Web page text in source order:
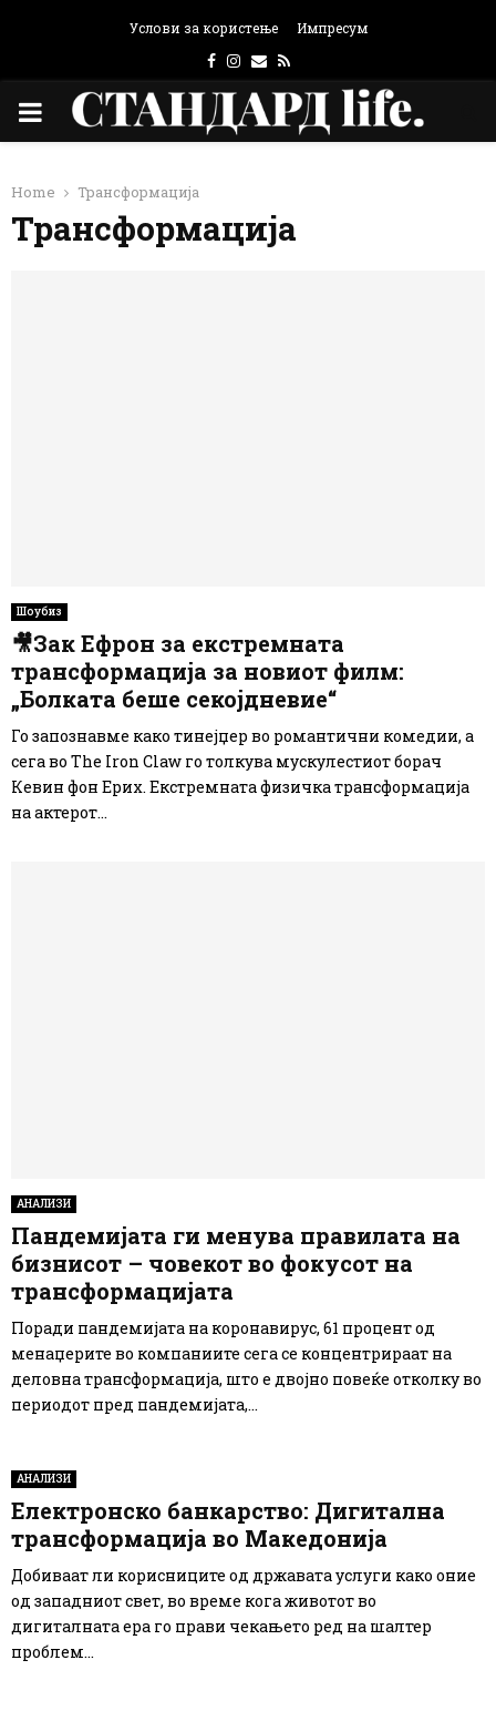
Услови за користење Импресум
Facebook
Instagram
Email
Rss
PRIMARY
Home Трансформација
Трансформација
Шоубиз
🎥Зак Ефрон за екстремната
трансформација за новиот филм:
„Болката беше секојдневие“
Го запознавме како тинејџер во романтични комедии, а
сега во The Iron Claw го толкува мускулестиот борач
Кевин фон Ерих. Екстремната физичка трансформација
на актерот...
АНАЛИЗИ
Пандемијата ги менува правилата на
бизнисот – човекот во фокусот на
трансформацијата
Поради пандемијата на коронавирус, 61 процент од
менаџерите во компаниите сега се концентрираат на
деловна трансформација, што е двојно повеќе отколку во
периодот пред пандемијата,...
АНАЛИЗИ
Електронско банкарство: Дигитална
трансформација во Македонија
Добиваат ли корисниците од државата услуги како оние
од западниот свет, во време кога животот во
дигиталната ера го прави чекањето ред на шалтер
проблем...